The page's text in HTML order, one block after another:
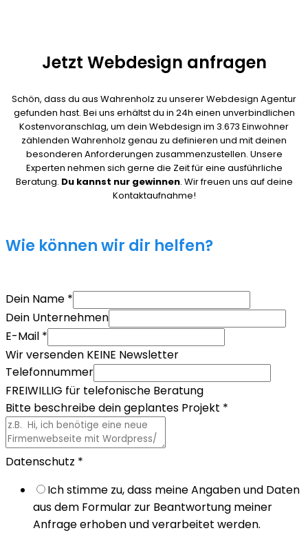
Jetzt Webdesign anfragen
Schön, dass du aus Wahrenholz zu unserer Webdesign Agentur
gefunden hast. Bei uns erhältst du in 24h einen unverbindlichen
Kostenvoranschlag, um dein Webdesign im 3.673 Einwohner
zählenden Wahrenholz genau zu definieren und mit deinen
besonderen Anforderungen zusammenzustellen. Unsere
Experten nehmen sich gerne die Zeit für eine ausführliche
Beratung. Du kannst nur gewinnen. Wir freuen uns auf deine
Kontaktaufnahme!
Wie können wir dir helfen?
Dein Name *
Dein Unternehmen
E-Mail *
Wir versenden KEINE Newsletter
Telefonnummer
FREIWILLIG für telefonische Beratung
Bitte beschreibe dein geplantes Projekt *
Datenschutz *
Ich stimme zu, dass meine Angaben und Daten
aus dem Formular zur Beantwortung meiner
Anfrage erhoben und verarbeitet werden.